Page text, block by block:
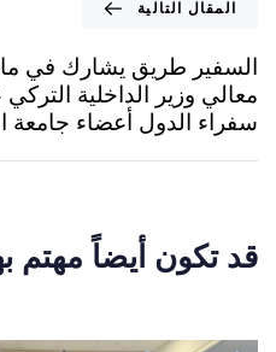
المقال التالية
السفير طريق يشارك في
معالي وزير الداخلية
سفراء الدول أعضاء جامعة